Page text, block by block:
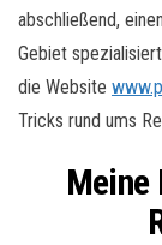
abschließend,
Gebiet
die Website
Tricks rund ums
Meine